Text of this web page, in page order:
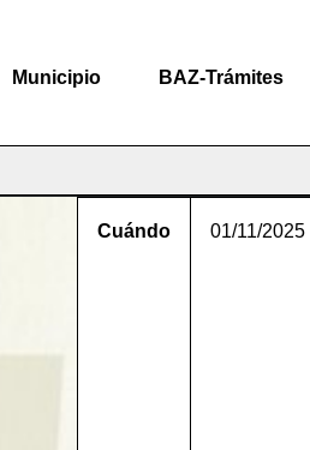
Municipio BAZ-Trámites
Cuándo 01/11/2025